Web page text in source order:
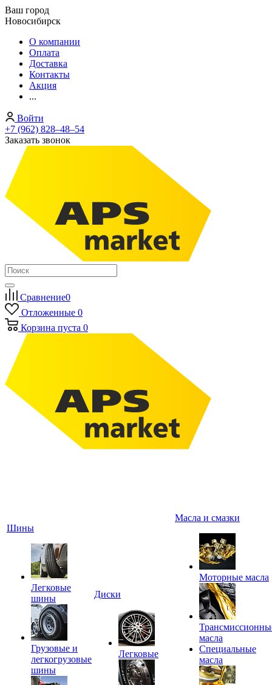
Ваш город
Новосибирск
О компании
Оплата
Доставка
Контакты
Акция
...
Войти
+7 (962) 828‒48‒54
Заказать звонок
Сравнение0
Отложенные 0
Корзина пуста 0
Шины
Легковые
шины
Грузовые и
легкогрузовые
шины
Диски
Легковые
Масла и смазки
Моторные масла
масла
Специальные
масла